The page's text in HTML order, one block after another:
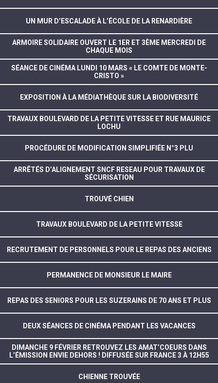
UN MUR D’ESCALADE À L’ÉCOLE DE LA RENARDIÈRE
ARMOIRE SOLIDAIRE OUVERT LE 1ER ET 3ÈME MERCREDI DE
CHAQUE MOIS
SÉANCE DE CINÉMA LUNDI 10 MARS « LE COMTE DE MONTE-
CRISTO »
EXPOSITION À LA MÉDIATHÈQUE SUR LA BIODIVERSITÉ
TRAVAUX BOULEVARD DE LA PETITE VITESSE ET RUE MAURICE
LOCHU
PROCÉDURE DE MODIFICATION SIMPLIFIÉE N°3 PLU
ARRÊTÉS D’ALIGNEMENT SNCF RESEAU POUR TRAVAUX DE
SÉCURISATION
TROUVÉ CHIEN
TRAVAUX BOULEVARD DE LA PETITE VITESSE
RECRUTEMENT DE PERSONNELS POUR LE REPAS DES ANCIENS
PERMANENCE DE MONSIEUR LE MAIRE
REPAS DES SENIORS POUR LES SUZERAINS DE 70 ANS ET PLUS
DEUX SÉANCES DE CINÉMA PENDANT LES VACANCES
DIMANCHE 9 FÉVRIER RETROUVEZ LES AMAT’COEURS DANS
L’ÉMISSION ENVIE DEHORS ! DIFFUSÉE SUR FRANCE 3 À 12H55
CHIENNE TROUVÉE